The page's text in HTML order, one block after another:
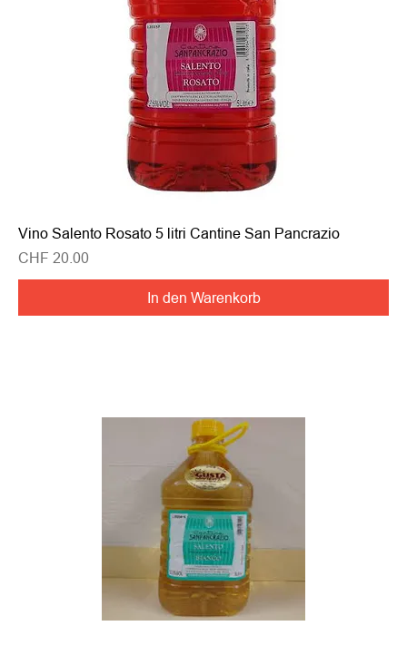
Vino Salento Rosato 5 litri Cantine San Pancrazio
Preis
CHF 20.00
In den Warenkorb